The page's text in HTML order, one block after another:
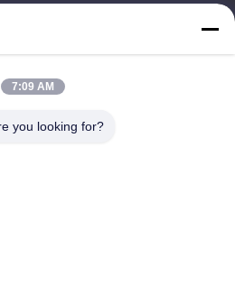
Street, High-tech Industrial
7:09 AM
you looking for?